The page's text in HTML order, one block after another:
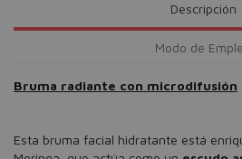
Descripción
Modo de
Bruma radiante con microdifusión
Esta bruma facial hidratante está